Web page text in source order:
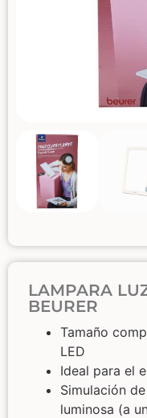
LAMPARA
BEURER
​Tamaño
LED
Ideal para el
Simulación
luminosa (a